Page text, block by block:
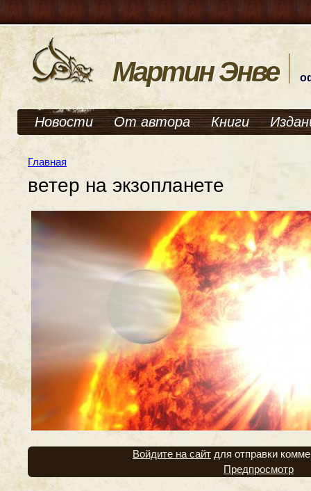
Мартин Энве
Новости От автора Книги
Главная
ветер на экзопланете
Войдите на сайт для отправки
Предпросмотр